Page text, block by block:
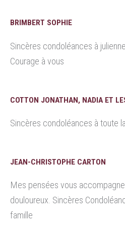
BRIMBERT SOPHIE
Sincères condoléances à
Courage à vous
COTTON JONATHAN, NADIA ET
Sincères condoléances à toute
JEAN-CHRISTOPHE CARTON
Mes pensées vous
douloureux. Sincères
famille